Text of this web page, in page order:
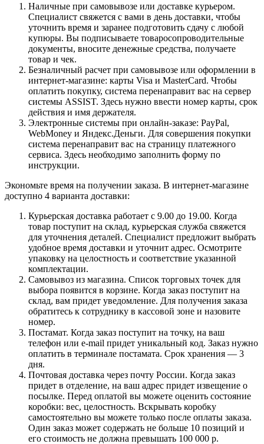
Наличные при самовывозе или доставке курьером.
Специалист свяжется с вами в день доставки, чтобы
уточнить время и заранее подготовить сдачу с любой
купюры. Вы подписываете товаросопроводительные
документы, вносите денежные средства, получаете
товар и чек.
Безналичный расчет при самовывозе или оформлении в
интернет-магазине: карты Visa и MasterCard. Чтобы
оплатить покупку, система перенаправит вас на сервер
системы ASSIST. Здесь нужно ввести номер карты, срок
действия и имя держателя.
Электронные системы при онлайн-заказе: PayPal,
WebMoney и Яндекс.Деньги. Для совершения покупки
система перенаправит вас на страницу платежного
сервиса. Здесь необходимо заполнить форму по
инструкции.
Экономьте время на получении заказа. В интернет-магазине
доступно 4 варианта доставки:
Курьерская доставка работает с 9.00 до 19.00. Когда
товар поступит на склад, курьерская служба свяжется
для уточнения деталей. Специалист предложит выбрать
удобное время доставки и уточнит адрес. Осмотрите
упаковку на целостность и соответствие указанной
комплектации.
Самовывоз из магазина. Список торговых точек для
выбора появится в корзине. Когда заказ поступит на
склад, вам придет уведомление. Для получения заказа
обратитесь к сотруднику в кассовой зоне и назовите
номер.
Постамат. Когда заказ поступит на точку, на ваш
телефон или e-mail придет уникальный код. Заказ нужно
оплатить в терминале постамата. Срок хранения — 3
дня.
Почтовая доставка через почту России. Когда заказ
придет в отделение, на ваш адрес придет извещение о
посылке. Перед оплатой вы можете оценить состояние
коробки: вес, целостность. Вскрывать коробку
самостоятельно вы можете только после оплаты заказа.
Один заказ может содержать не больше 10 позиций и
его стоимость не должна превышать 100 000 р.